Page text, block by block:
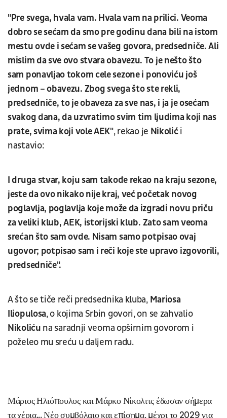
"Pre svega, hvala vam. Hvala vam na prilici. Veoma
dobro se sećam da smo pre godinu dana bili na istom
mestu ovde i sećam se vašeg govora, predsedniče. Ali
mislim da sve ovo stvara obavezu. To je nešto što
sam ponavljao tokom cele sezone i ponoviću još
jednom – obavezu. Zbog svega što ste rekli,
predsedniče, to je obaveza za sve nas, i ja je osećam
svakog dana, da uzvratimo svim tim ljudima koji nas
prate, svima koji vole AEK", rekao je Nikolići
nastavio:
I druga stvar, koju sam takođe rekao na kraju sezone,
jeste da ovo nikako nije kraj, već početak novog
poglavlja, poglavlja koje može da izgradi novu priču
za veliki klub, AEK, istorijski klub. Zato sam veoma
srećan što sam ovde. Nisam samo potpisao ovaj
ugovor; potpisao sam i reči koje ste upravo izgovorili,
predsedniče".
A što se tiče reči predsednika kluba, Mariosa
Iliopulosa, o kojima Srbin govori, on se zahvalio
Nikoliću na saradnji veoma opširnim govorom i
poželeo mu sreću u daljem radu.
Μάριος Ηλιόπουλος και Μάρκο Νίκολιτς έδωσαν σήμερα
τα χέρια... Νέο συμβόλαιο και επίσημα, μέχρι το 2029 για